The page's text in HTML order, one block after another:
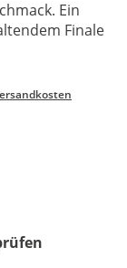
Ein
Finale